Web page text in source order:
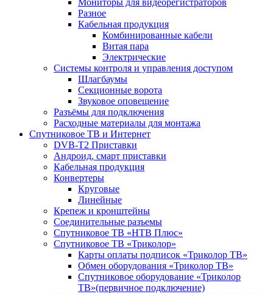
Разное
Кабельная продукция
Комбинированные кабели
Витая пара
Электрические
Системы контроля и управления доступом
Шлагбаумы
Секционные ворота
Звуковое оповещение
Разъёмы для подключения
Расходные материалы для монтажа
Спутниковое ТВ и Интернет
DVB-Т2 Приставки
Андроид, смарт приставки
Кабельная продукция
Конвертеры
Круговые
Линейные
Крепеж и кронштейны
Соединительные разъемы
Спутниковое ТВ «НТВ Плюс»
Спутниковое ТВ «Триколор»
Карты оплаты подписок «Триколор ТВ»
Обмен оборудования «Триколор ТВ»
Спутниковое оборудование «Триколор
ТВ»(первичное подключение)